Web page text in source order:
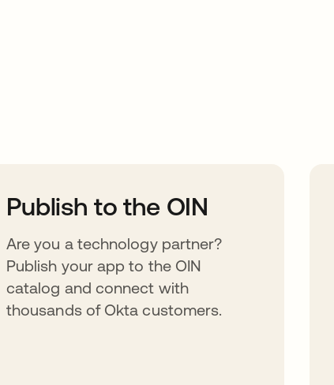
Publish to the OIN
Are you a technology partner?
Publish your app to the OIN
catalog and connect with
thousands of Okta customers.